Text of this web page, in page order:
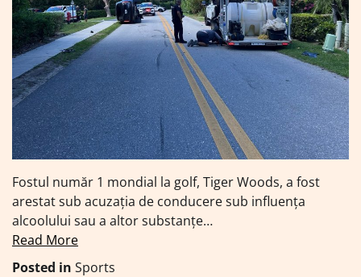
Fostul număr 1 mondial la golf, Tiger Woods, a fost
arestat sub acuzaţia de conducere sub influenţa
alcoolului sau a altor substanţe…
Read More
Posted in Sports